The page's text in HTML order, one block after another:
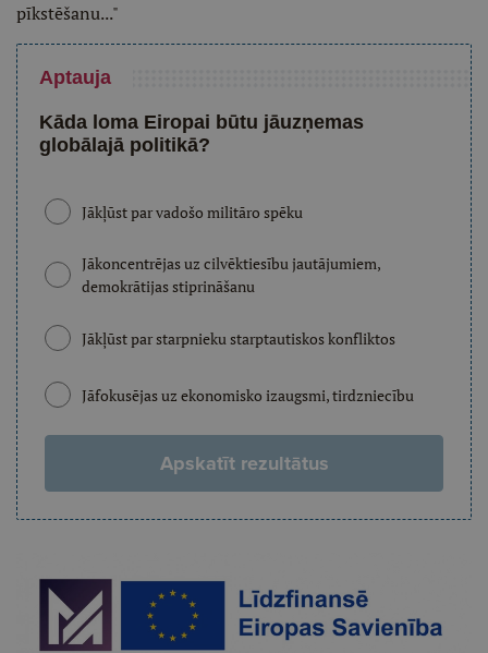
pīkstēšanu..."
Aptauja
Kāda loma Eiropai būtu jāuzņemas
globālajā politikā?
Jākļūst par vadošo militāro spēku
Jākoncentrējas uz cilvēktiesību jautājumiem,
demokrātijas stiprināšanu
Jākļūst par starpnieku starptautiskos konfliktos
Jāfokusējas uz ekonomisko izaugsmi, tirdzniecību
Apskatīt rezultātus